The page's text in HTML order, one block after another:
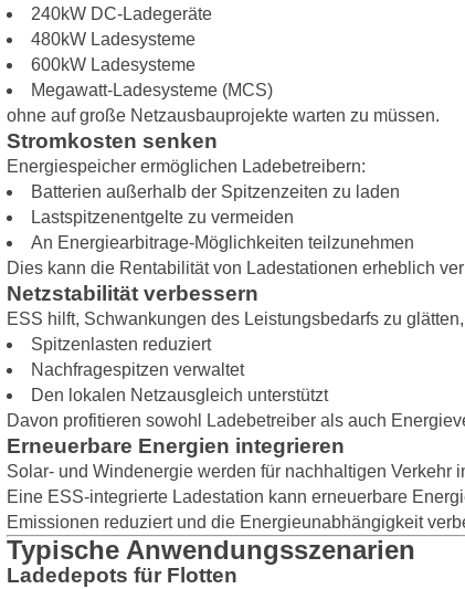
240kW DC-Ladegeräte
480kW Ladesysteme
600kW Ladesysteme
Megawatt-Ladesysteme (MCS)
ohne auf große Netzausbauprojekte warten zu müssen.
Stromkosten senken
Energiespeicher ermöglichen Ladebetreibern:
Batterien außerhalb der Spitzenzeiten zu laden
Lastspitzenentgelte zu vermeiden
An Energiearbitrage-Möglichkeiten teilzunehmen
Dies kann die Rentabilität von Ladestationen erheblich
Netzstabilität verbessern
ESS hilft, Schwankungen des Leistungsbedarfs zu
Spitzenlasten reduziert
Nachfragespitzen verwaltet
Den lokalen Netzausgleich unterstützt
Davon profitieren sowohl Ladebetreiber als auch
Erneuerbare Energien integrieren
Solar- und Windenergie werden für nachhaltigen Verkehr
Eine ESS-integrierte Ladestation kann erneuerbare
Emissionen reduziert und die Energieunabhängigkeit
Typische Anwendungsszenarien
Ladedepots für Flotten